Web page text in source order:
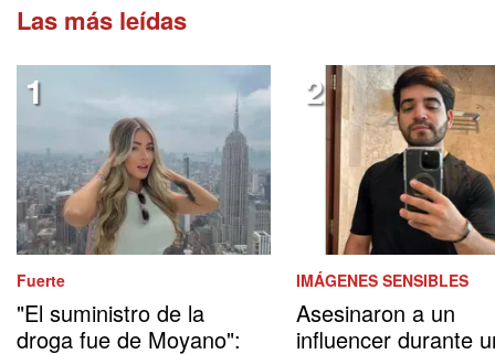
Las más leídas
Fuerte
"El suministro de la
droga fue de Moyano":
IMÁGENES SENSIBLES
Asesinaron a un
influencer durante